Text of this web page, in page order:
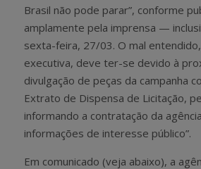
Brasil não pode parar”, conforme
amplamente pela imprensa —
sexta-feira, 27/03. O mal
executiva, deve ter-se devido à
divulgação de peças da campanha
Extrato de Dispensa de Licitação,
informando a contratação da
informações de interesse público”.
Em comunicado (veja abaixo), a